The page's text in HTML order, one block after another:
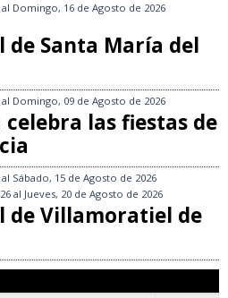
al Domingo, 16 de Agosto de 2026
de Santa María del
al Domingo, 09 de Agosto de 2026
las fiestas de
al Sábado, 15 de Agosto de 2026
al Jueves, 20 de Agosto de 2026
de Villamoratiel de